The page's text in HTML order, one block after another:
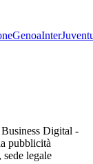
GenoaInter
Digital -
pubblicità
legale